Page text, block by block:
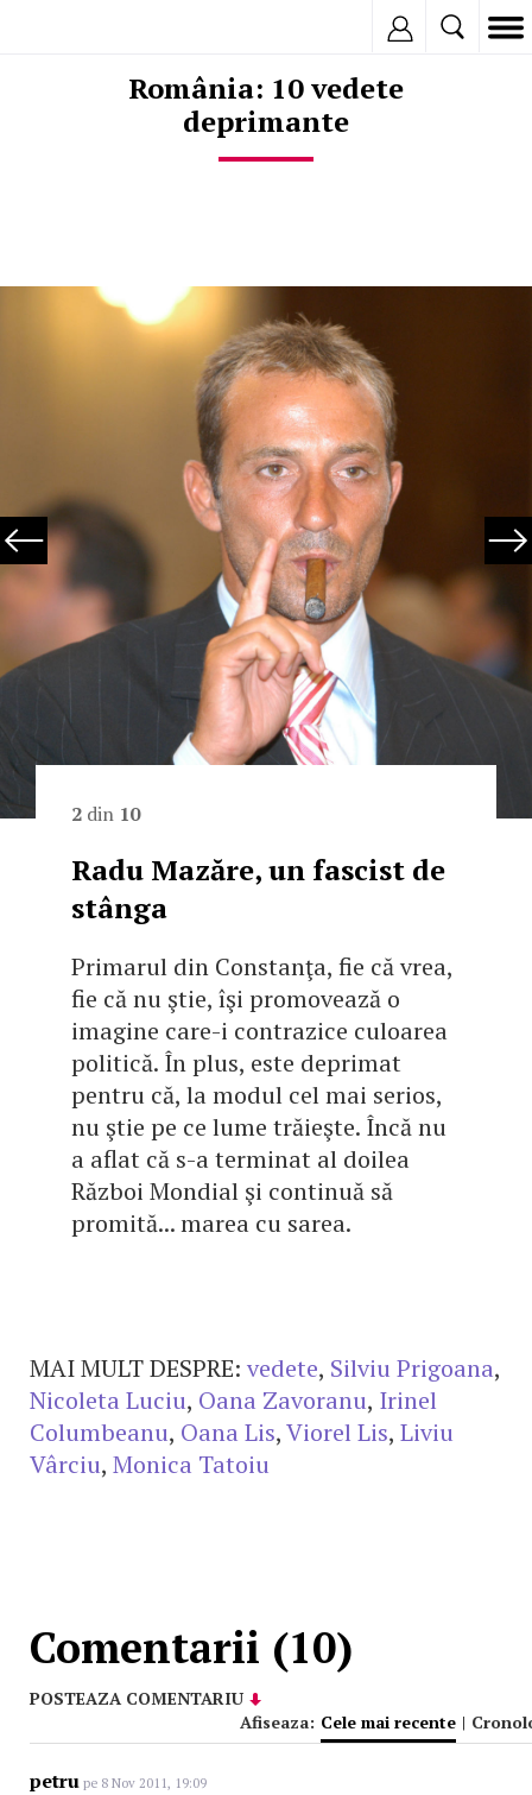
România: 10 vedete
deprimante
2 din 10
Radu Mazăre, un fascist de
stânga
Primarul din Constanţa, fie că vrea,
fie că nu ştie, îşi promovează o
imagine care-i contrazice culoarea
politică. În plus, este deprimat
pentru că, la modul cel mai serios,
nu ştie pe ce lume trăieşte. Încă nu
a aflat că s-a terminat al doilea
Război Mondial şi continuă să
promită... marea cu sarea.
MAI MULT DESPRE: vedete, Silviu Prigoana,
Nicoleta Luciu, Oana Zavoranu, Irinel
Columbeanu, Oana Lis,Viorel Lis, Liviu
Vârciu, Monica Tatoiu
Comentarii (10)
POSTEAZA COMENTARIU
Afiseaza: Cele mai recente |
petru pe 8 Nov 2011, 19:09